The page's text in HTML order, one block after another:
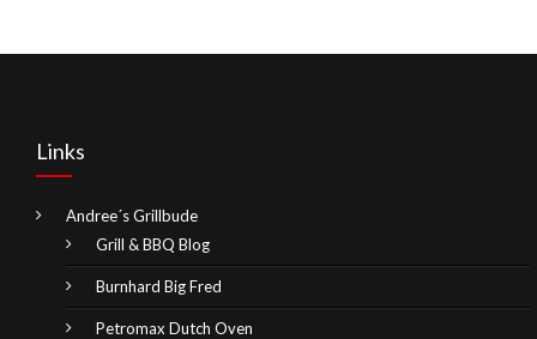
Links
Andree´s Grillbude
Grill & BBQ Blog
Burnhard Big Fred
Petromax Dutch Oven